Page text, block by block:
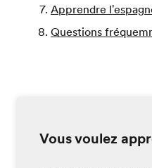
Apprendre
Questions
Vous voulez